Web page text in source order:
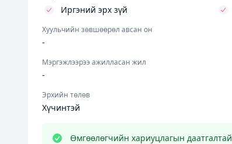
Иргэний эрх зүй
Хуульчийн зөвшөөрөл авсан он
-
Мэргэжлээрээ ажилласан жил
-
Эрхийн төлөв
Хүчинтэй
Өмгөөлөгчийн хариуцлагын даатгалтай